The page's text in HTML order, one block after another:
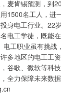
麦肯锡预测，到
1500名工人，进
身电工行业。22
电工学徒，既能
电工职业虽有挑
多地区的电工工
谷歌、微软等科
全力保障未来数